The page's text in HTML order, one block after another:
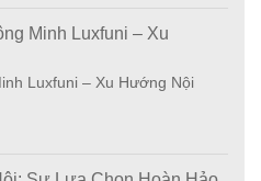
Luxfuni – Xu Hướng Nội